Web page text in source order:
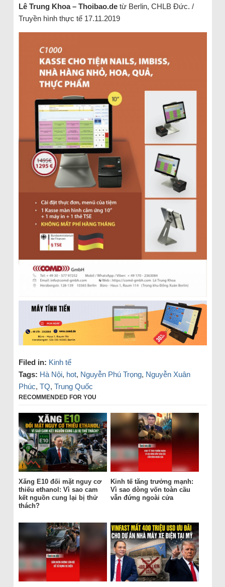
Lê Trung Khoa – Thoibao.detừ Berlin, CHLB Đức. /
Truyền hình thực tế 17.11.2019
Filed in: Kinh tế
Tags: Hà Nội, hot, Nguyễn Phú Trọng, Nguyễn Xuân
Phúc, TQ, Trung Quốc
RECOMMENDED FOR YOU
Xăng E10 đối mặt nguy cơ
thiếu ethanol: Vì sao cam
kết nguồn cung lại bị thử
thách?
Kinh tế tăng trưởng mạnh:
Vì sao dòng vốn toàn cầu
vẫn đứng ngoài cửa